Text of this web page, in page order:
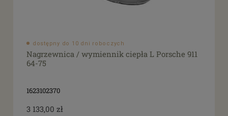
dostępny do 10 dni roboczych
Nagrzewnica / wymiennik ciepła L Porsche 911
64-75
1623102370
3 133,00 zł